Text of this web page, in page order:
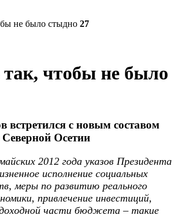
27
так, чтобы не было
встретился с новым составом
Осетии
2012 года указов Президента
исполнение социальных
меры по развитию реального
привлечение инвестиций,
части бюджета – такие